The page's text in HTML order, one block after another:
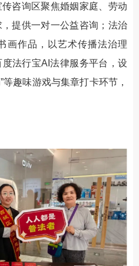
咨询区聚焦婚姻家庭、劳动
提供一对一公益咨询；法治
画作品，以艺术传播法治理
法行宝AI法律服务平台，设
等趣味游戏与集章打卡环节，